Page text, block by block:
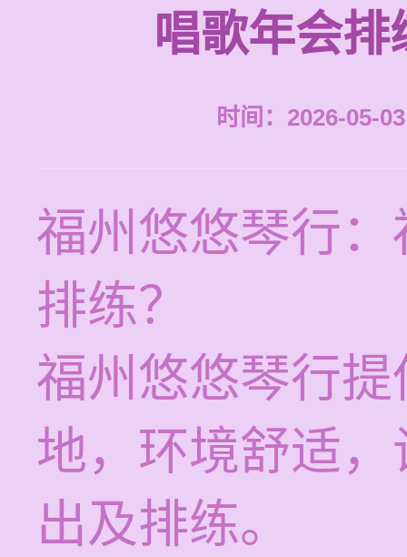
唱歌年会
时间：2026-05-
福州悠悠琴行
排练？
福州悠悠琴行
地，环境舒适
出及排练。